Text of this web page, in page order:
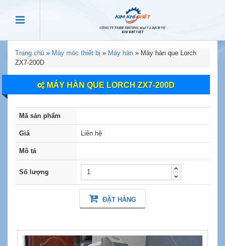
Trang chủ » Máy móc thiết bị » Máy hàn » Máy hàn que Lorch
ZX7-200D
MÁY HÀN QUE LORCH ZX7-200D
Mã sản phẩm
Giá Liên hệ
Mô tả
Số lượng
ĐẶT HÀNG